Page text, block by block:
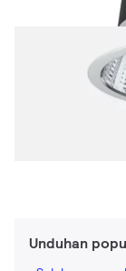
Unduhan